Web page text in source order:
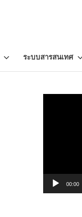
ระบบสารสนเทศ
00:00